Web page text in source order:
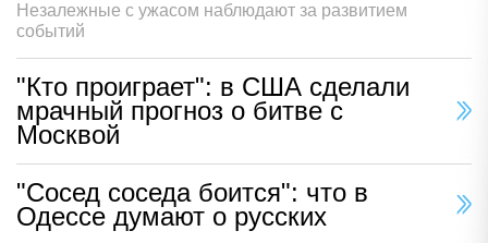
Незалежные с ужасом наблюдают за развитием
событий
"Кто проиграет": в США сделали
мрачный прогноз о битве с
Москвой
"Сосед соседа боится": что в
Одессе думают о русских